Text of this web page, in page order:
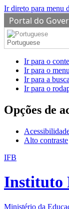
Ir direto para menu
Portal do
Portuguese
Ir para o
Ir para o menu
Ir para a busca
Ir para o
Opções de
Alto contraste
IFB
Instituto
Ministério da